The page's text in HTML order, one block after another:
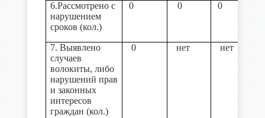
6.Рассмотрено с
нарушением
сроков (кол.)
0 0 0
7. Выявлено
случаев
волокиты, либо
нарушений прав
и законных
интересов
граждан (кол.)
0 нет нет